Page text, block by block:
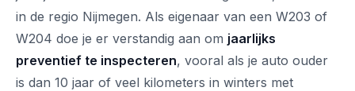
in de regio Nijmegen. Als eigenaar van een W203 of
W204 doe je er verstandig aan om jaarlijks
preventief te inspecteren, vooral als je auto ouder
is dan 10 jaar of veel kilometers in winters met